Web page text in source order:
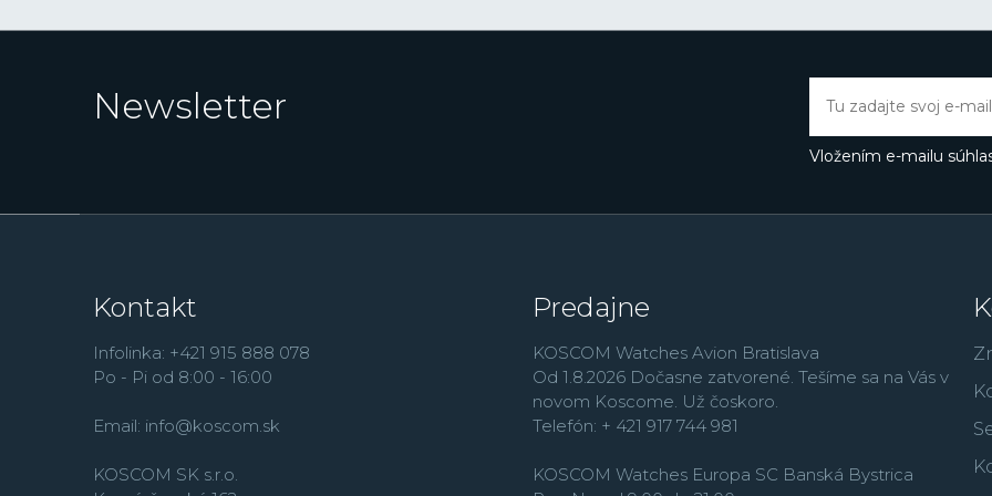
mesiacoch. Rýchlo
ako večný kalendár
svetový čas a ďalšie.
prvýkrát použilo pre
,
Newsletter
Vložením e-mailu
Kontakt
Infolinka: +421 915 888 078
Po - Pi od 8:00 - 16:00
Email: info@koscom.sk
KOSCOM SK s.r.o.
Predajne
KOSCOM Watches Avion Bratislava
Od 1.8.2026 Dočasne zatvorené. Tešíme sa na Vás v
novom Koscome. Už čoskoro.
Telefón: + 421 917 744 981
KOSCOM Watches Europa SC Banská Bystrica